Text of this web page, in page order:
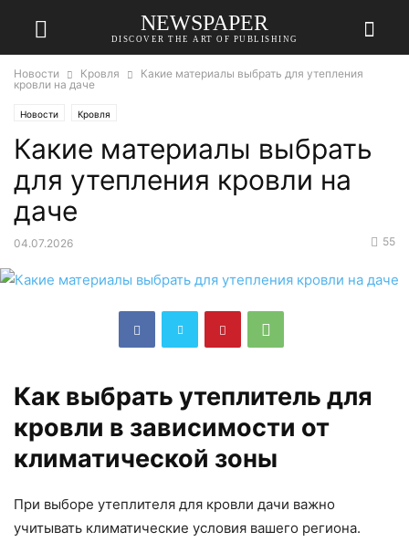
NEWSPAPER
DISCOVER THE ART OF PUBLISHING
Новости Кровля
Какие материалы выбрать для утепления
кровли на даче
Новости Кровля
Какие материалы выбрать
для утепления кровли на
даче
04.07.2026 55
Как выбрать утеплитель для
кровли в зависимости от
климатической зоны
При выборе утеплителя для кровли дачи важно
учитывать климатические условия вашего региона.